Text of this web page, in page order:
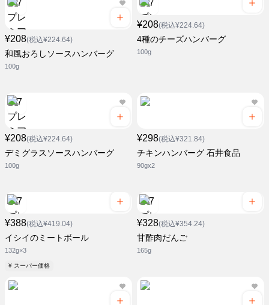
¥208(税込¥224.64)
和風おろしソースハンバーグ
100g
¥208(税込¥224.64)
4種のチーズハンバーグ
100g
¥208(税込¥224.64)
デミグラスソースハンバーグ
100g
¥298(税込¥321.84)
チキンハンバーグ 石井食品
90gx2
¥388(税込¥419.04)
イシイのミートボール
132g×3
¥ スーパー価格
¥328(税込¥354.24)
甘酢肉だんご
165g